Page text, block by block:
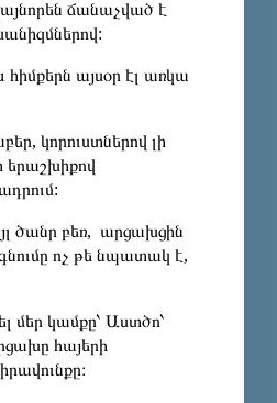
ճանաչված է
հիմքերն այսօր էլ առկա
կորուստներով լի
երաշխիքով
ծանր բեռ, արցախցին
ոչ թե նպատակ է,
մեր կամքը՝ Աստծո՝
հայերի